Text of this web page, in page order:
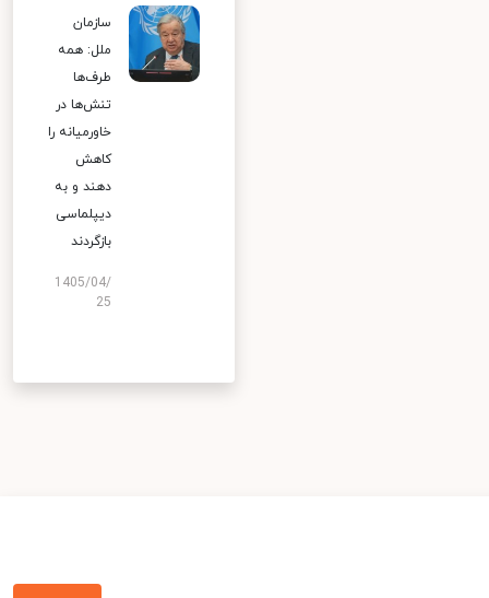
سازمان
ملل: همه
طرف‌ها
تنش‌ها در
خاورمیانه را
کاهش
دهند و به
دیپلماسی
بازگردند
1405/04/
25